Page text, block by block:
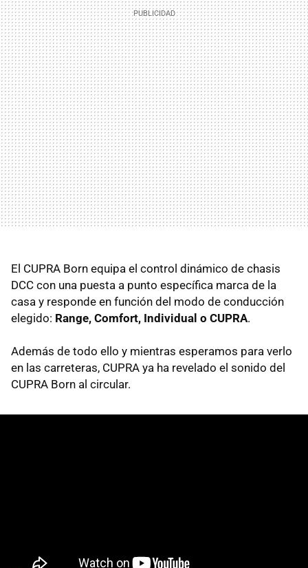
El CUPRA Born equipa el control dinámico de chasis
DCC con una puesta a punto específica marca de la
casa y responde en función del modo de conducción
elegido: Range, Comfort, Individual o CUPRA.
Además de todo ello y mientras esperamos para verlo
en las carreteras, CUPRA ya ha revelado el sonido del
CUPRA Born al circular.